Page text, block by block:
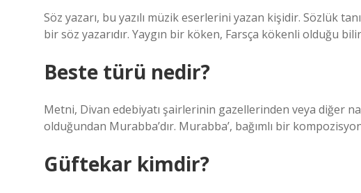
Söz yazarı, bu yazılı müzik eserlerini yazan kişidir. Sözlük
bir söz yazarıdır. Yaygın bir köken, Farsça kökenli olduğu
Beste türü nedir?
Metni, Divan edebiyatı şairlerinin gazellerinden veya diğer
olduğundan Murabba’dır. Murabba’, bağımlı bir
Güftekar kimdir?